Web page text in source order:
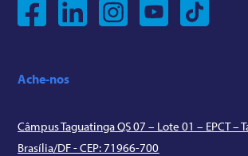
Ache-nos
Câmpus Taguatinga QS 07 – Lote 01 – EPCT –
Brasília/DF - CEP: 71966-700